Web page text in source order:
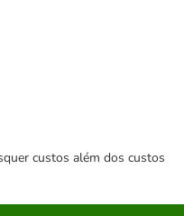
custos além dos custos